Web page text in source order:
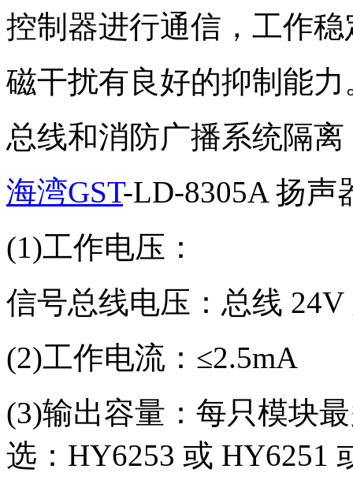
控制器进行通信，工作
磁干扰有良好的抑制能力
总线和消防广播系统隔
海湾GST-LD-8305A 扬声
(1)工作电压：
信号总线电压：总线
(2)工作电流：≤2.5mA
(3)输出容量：每只模块
选：HY6253 或 HY6251